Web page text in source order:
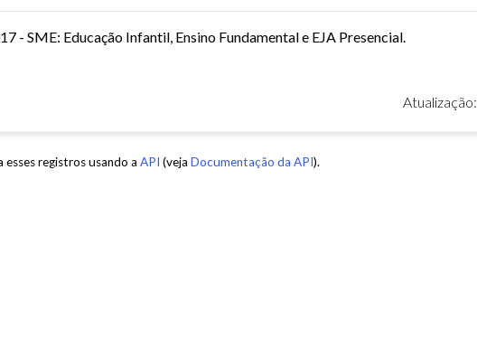
- SME: Educação Infantil, Ensino Fundamental e EJA Presencial.
Atualização:
registros usando a API (veja Documentação da API).